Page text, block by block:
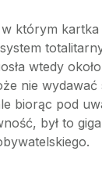
którym
wtedy
nie wydawać
biorąc pod
był to